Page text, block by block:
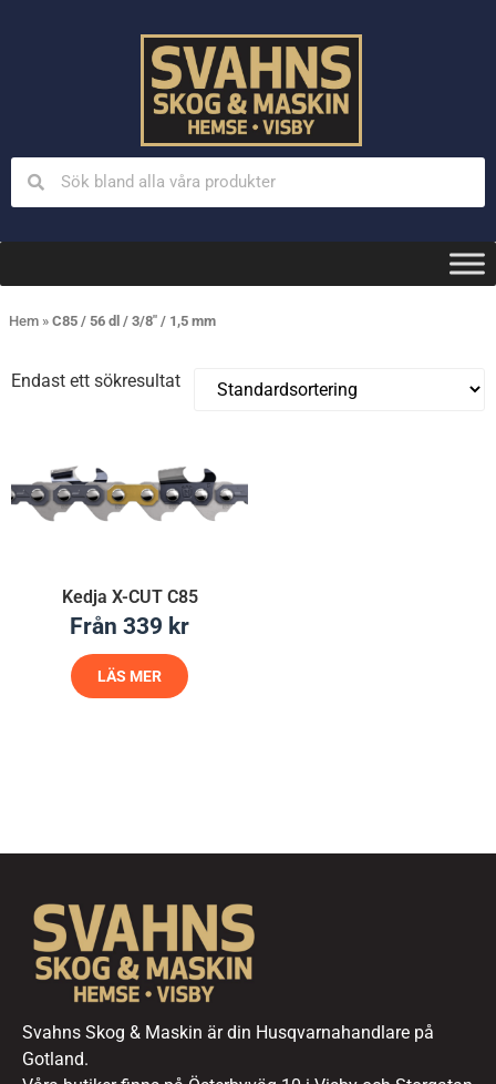
Hem » C85 / 56 dl / 3/8" / 1,5 mm
Endast ett sökresultat
Kedja X-CUT C85
Från 339 kr
LÄS MER
Svahns Skog & Maskin är din Husqvarnahandlare på
Gotland.